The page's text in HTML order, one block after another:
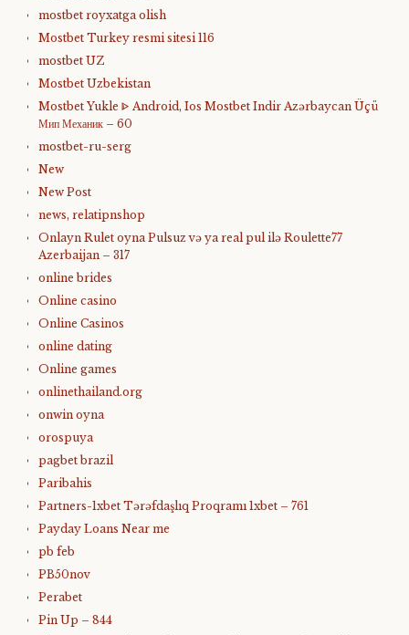
mostbet royxatga olish
Mostbet Turkey resmi sitesi 116
mostbet UZ
Mostbet Uzbekistan
Mostbet Yukle ᐈ Android, Ios Mostbet Indir Azərbaycan Üçü
Мип Механик – 60
mostbet-ru-serg
New
New Post
news, relatipnshop
Onlayn Rulet oyna Pulsuz və ya real pul ilə Roulette77
Azerbaijan – 317
online brides
Online casino
Online Casinos
online dating
Online games
onlinethailand.org
onwin oyna
orospuya
pagbet brazil
Paribahis
Partners-1xbet Tərəfdaşlıq Proqramı 1xbet – 761
Payday Loans Near me
pb feb
PB50nov
Perabet
Pin Up – 844